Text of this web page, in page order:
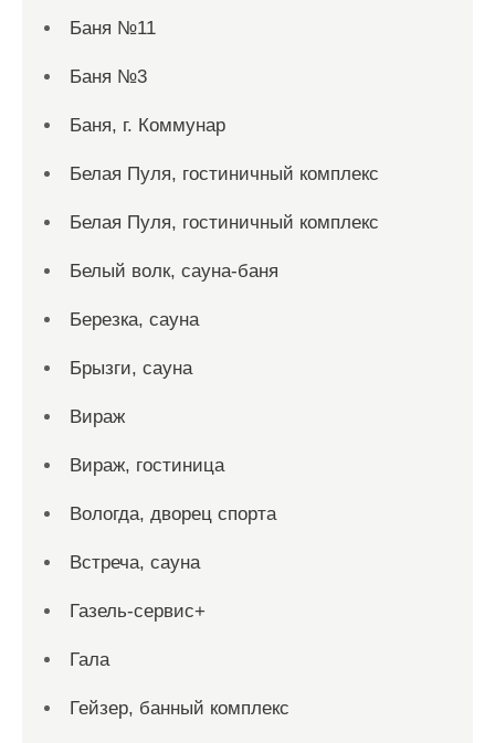
Баня №11
Баня №3
Баня, г. Коммунар
Белая Пуля, гостиничный комплекс
Белая Пуля, гостиничный комплекс
Белый волк, сауна-баня
Березка, сауна
Брызги, сауна
Вираж
Вираж, гостиница
Вологда, дворец спорта
Встреча, сауна
Газель-сервис+
Гала
Гейзер, банный комплекс